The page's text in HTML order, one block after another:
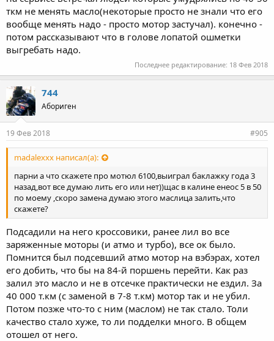
ткм не менять масло(некоторые просто не знали что его
вообще менять надо - просто мотор застучал). конечно -
потом рассказывают что в голове лопатой ошметки
выгребать надо.
Последнее редактирование: 18 Фев 2018
744
Абориген
19 Фев 2018 #905
madalexxx написал(а):
парни а что скажете про мотюл 6100,выиграл баклажку года 3
назад,вот все думаю лить его или нет))щас в калине енеос 5 в 50
по моему ,скоро замена думаю этого маслица залить,что
скажете?
Подсадили на него кроссовики, ранее лил во все
заряженные моторы (и атмо и турбо), все ок было.
Помнится был подсевший атмо мотор на вэбэрах, хотел
его добить, что бы на 84-й поршень перейти. Как раз
залил это масло и не в отсечке практически не ездил. За
40 000 т.км (с заменой в 7-8 т.км) мотор так и не убил.
Потом позже что-то с ним (маслом) не так стало. Толи
качество стало хуже, то ли подделки много. В общем
отошел от него.